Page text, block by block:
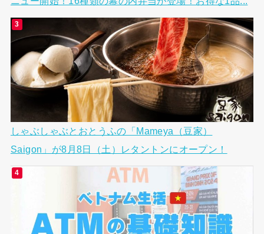
しゃぶしゃぶとおとうふの「Mameya（豆家）
Saigon」が8月8日（土）レタントンにオープン！